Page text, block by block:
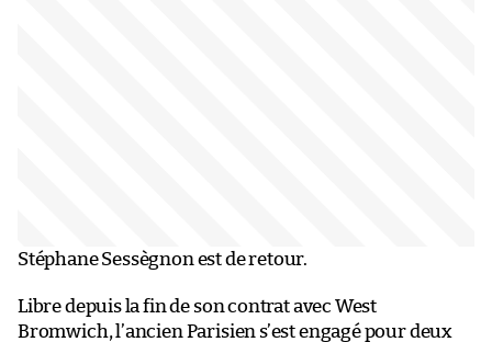
Stéphane Sessègnon est de retour.
Libre depuis la fin de son contrat avec West
Bromwich, l’ancien Parisien s’est engagé pour deux